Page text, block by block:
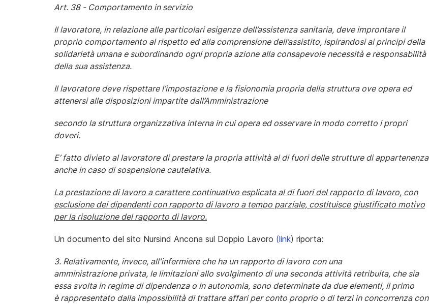
Art. 38 - Comportamento in servizio
Il lavoratore, in relazione alle particolari esigenze dell’assistenza sanitaria, deve improntare il
proprio comportamento al rispetto ed alla comprensione dell’assistito, ispirandosi ai principi della
solidarietà umana e subordinando ogni propria azione alla consapevole necessità e responsabilità
della sua assistenza.
Il lavoratore deve rispettare l’impostazione e la fisionomia propria della struttura ove opera ed
attenersi alle disposizioni impartite dall’Amministrazione
secondo la struttura organizzativa interna in cui opera ed osservare in modo corretto i propri
doveri.
E’ fatto divieto al lavoratore di prestare la propria attività al di fuori delle strutture di appartenenza
anche in caso di sospensione cautelativa.
La prestazione di lavoro a carattere continuativo esplicata al di fuori del rapporto di lavoro, con
esclusione dei dipendenti con rapporto di lavoro a tempo parziale, costituisce giustificato motivo
per la risoluzione del rapporto di lavoro.
Un documento del sito Nursind Ancona sul Doppio Lavoro (link) riporta:
3. Relativamente, invece, all'infermiere che ha un rapporto di lavoro con una
amministrazione privata, le limitazioni allo svolgimento di una seconda attività retribuita, che sia
essa svolta in regime di dipendenza o in autonomia, sono determinate da due elementi, il primo
è rappresentato dalla impossibilità di trattare affari per conto proprio o di terzi in concorrenza con